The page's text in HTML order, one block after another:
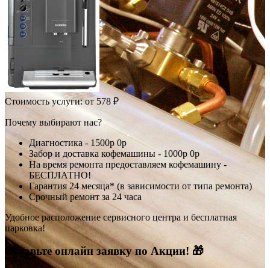
Стоимость услуги:от 578 ₽
Почему выбирают нас?
Диагностика - 1500р 0р
Забор и доставка кофемашины - 1000р 0р
На время ремонта предоставляем кофемашину -
БЕСПЛАТНО!
Гарантия 24 месяца* (в зависимости от типа ремонта)
Срочный ремонт за 24 часа
Удобное расположение сервисного центра и бесплатная
парковка!
Оставьте онлайн заявку по Акции! 🎁